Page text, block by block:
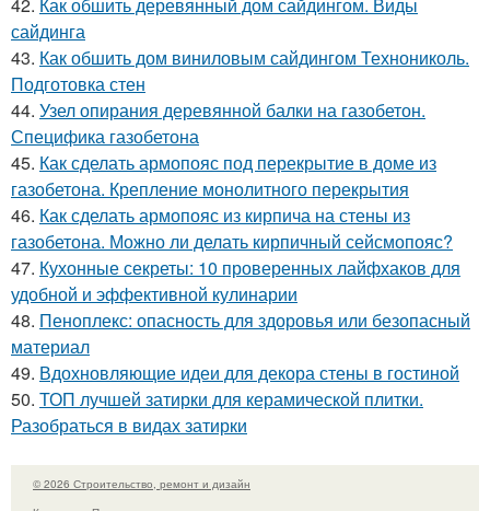
сайдинга
43. Как обшить дом виниловым сайдингом Технониколь.
Подготовка стен
44. Узел опирания деревянной балки на газобетон.
Специфика газобетона
45. Как сделать армопояс под перекрытие в доме из
газобетона. Крепление монолитного перекрытия
46. Как сделать армопояс из кирпича на стены из
газобетона. Можно ли делать кирпичный сейсмопояс?
47. Кухонные секреты: 10 проверенных лайфхаков для
удобной и эффективной кулинарии
48. Пеноплекс: опасность для здоровья или безопасный
материал
49. Вдохновляющие идеи для декора стены в гостиной
50. ТОП лучшей затирки для керамической плитки.
Разобраться в видах затирки
© 2026 Строительство, ремонт и дизайн